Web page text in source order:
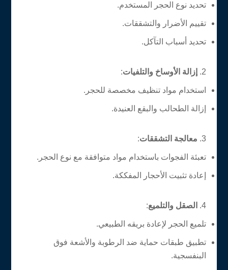
تحديد نوع الحجر المستخدم.
تقييم الأضرار والتشققات.
تحديد أسباب التآكل.
إزالة الأوساخ والتلفيات:
استخدام مواد تنظيف مخصصة للحجر.
إزالة الطحالب والبقع العنيدة.
معالجة التشققات:
تعبئة الفجوات باستخدام مواد متوافقة مع نوع الحجر.
إعادة تثبيت الأحجار المفككة.
الصقل والتلميع:
تلميع الحجر لإعادة بريقه الطبيعي.
تطبيق طبقات حماية ضد الرطوبة والأشعة فوق
البنفسجية.